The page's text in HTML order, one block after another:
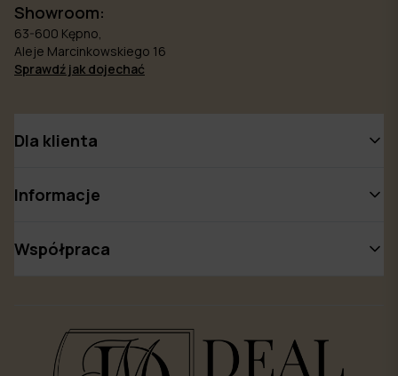
Showroom:
63-600 Kępno,
Aleje Marcinkowskiego 16
Sprawdź jak dojechać
Dla klienta
Informacje
Współpraca